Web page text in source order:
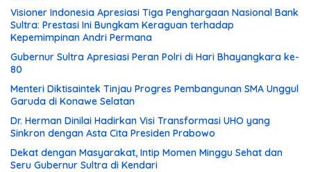
Visioner Indonesia Apresiasi Tiga Penghargaan Nasional Bank
Sultra: Prestasi Ini Bungkam Keraguan terhadap
Kepemimpinan Andri Permana
Gubernur Sultra Apresiasi Peran Polri di Hari Bhayangkara ke-
80
Menteri Diktisaintek Tinjau Progres Pembangunan SMA Unggul
Garuda di Konawe Selatan
Dr. Herman Dinilai Hadirkan Visi Transformasi UHO yang
Sinkron dengan Asta Cita Presiden Prabowo
Dekat dengan Masyarakat, Intip Momen Minggu Sehat dan
Seru Gubernur Sultra di Kendari